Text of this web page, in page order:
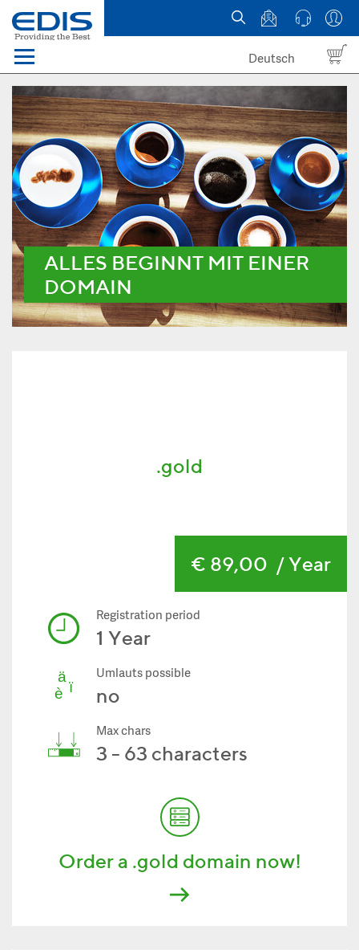
Menü
Domain names
Hosting
News
about EDIS
Deutsch
ALLES BEGINNT MIT EINER
DOMAIN
.gold
€ 89,00 / Year
Registration period
1 Year
Umlauts possible
no
Max chars
3 - 63 characters
Order a .gold domain now!